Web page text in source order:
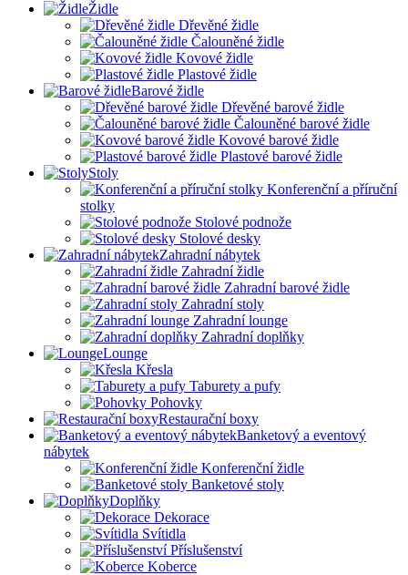
Židle
Dřevěné židle
Čalouněné židle
Kovové židle
Plastové židle
Barové židle
Dřevěné barové židle
Čalouněné barové židle
Kovové barové židle
Plastové barové židle
Stoly
Konferenční a příruční
stolky
Stolové podnože
Stolové desky
Zahradní nábytek
Zahradní židle
Zahradní barové židle
Zahradní stoly
Zahradní lounge
Zahradní doplňky
Lounge
Křesla
Taburety a pufy
Pohovky
Restaurační boxy
Banketový a eventový
nábytek
Konferenční židle
Banketové stoly
Doplňky
Dekorace
Svítidla
Příslušenství
Koberce